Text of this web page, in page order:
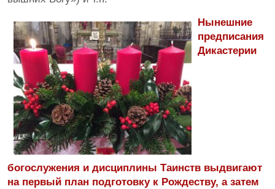
Нынешние
предписания
Дикастерии
богослужения и дисциплины Таинств выдвигают
на первый план подготовку к Рождеству, а затем